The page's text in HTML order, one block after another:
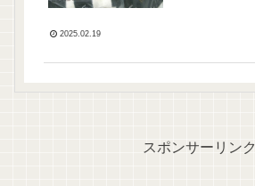
2025.02.19
スポンサーリンク